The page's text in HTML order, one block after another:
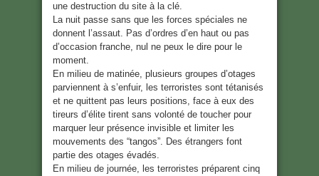
une destruction du site à la clé.
La nuit passe sans que les forces spéciales ne
donnent l’assaut. Pas d’ordres d’en haut ou pas
d’occasion franche, nul ne peux le dire pour le
moment.
En milieu de matinée, plusieurs groupes d’otages
parviennent à s’enfuir, les terroristes sont tétanisés
et ne quittent pas leurs positions, face à eux des
tireurs d’élite tirent sans volonté de toucher pour
marquer leur présence invisible et limiter les
mouvements des “tangos”. Des étrangers font
partie des otages évadés.
En milieu de journée, les terroristes préparent cinq